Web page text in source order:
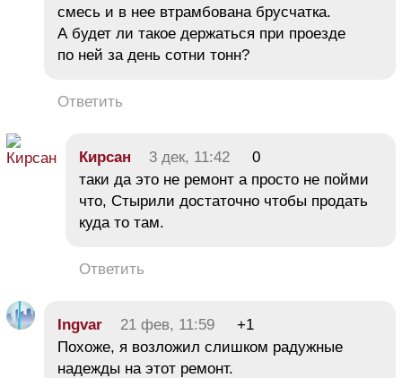
смесь и в нее втрамбована брусчатка.
А будет ли такое держаться при проезде
по ней за день сотни тонн?
Ответить
Кирсан 3 дек, 11:42
0
таки да это не ремонт а просто не пойми
что, Стырили достаточно чтобы продать
куда то там.
Ответить
Ingvar 21 фев, 11:59
+1
Похоже, я возложил слишком радужные
надежды на этот ремонт.